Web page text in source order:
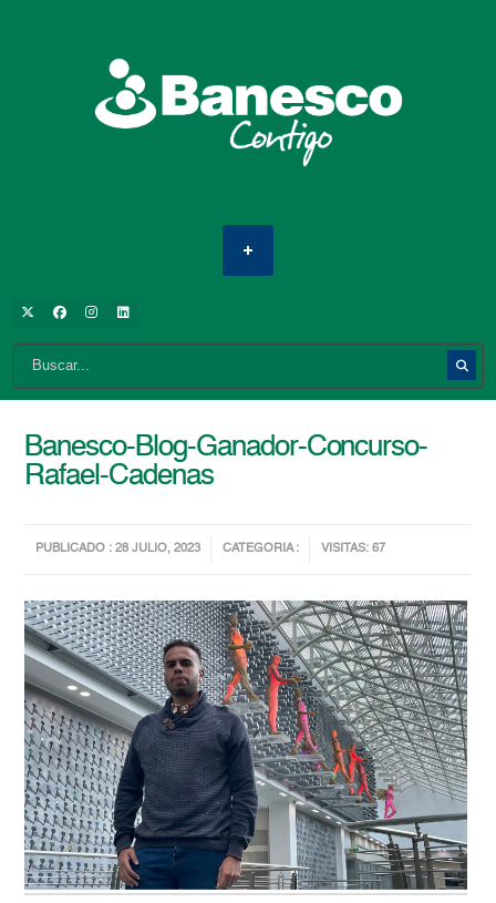
Banesco-Blog-Ganador-Concurso-
Rafael-Cadenas
PUBLICADO : 28 JULIO, 2023 CATEGORIA : VISITAS: 67